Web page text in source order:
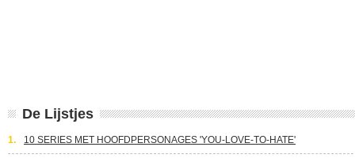
De Lijstjes
1. 10 SERIES MET HOOFDPERSONAGES 'YOU-LOVE-TO-HATE'